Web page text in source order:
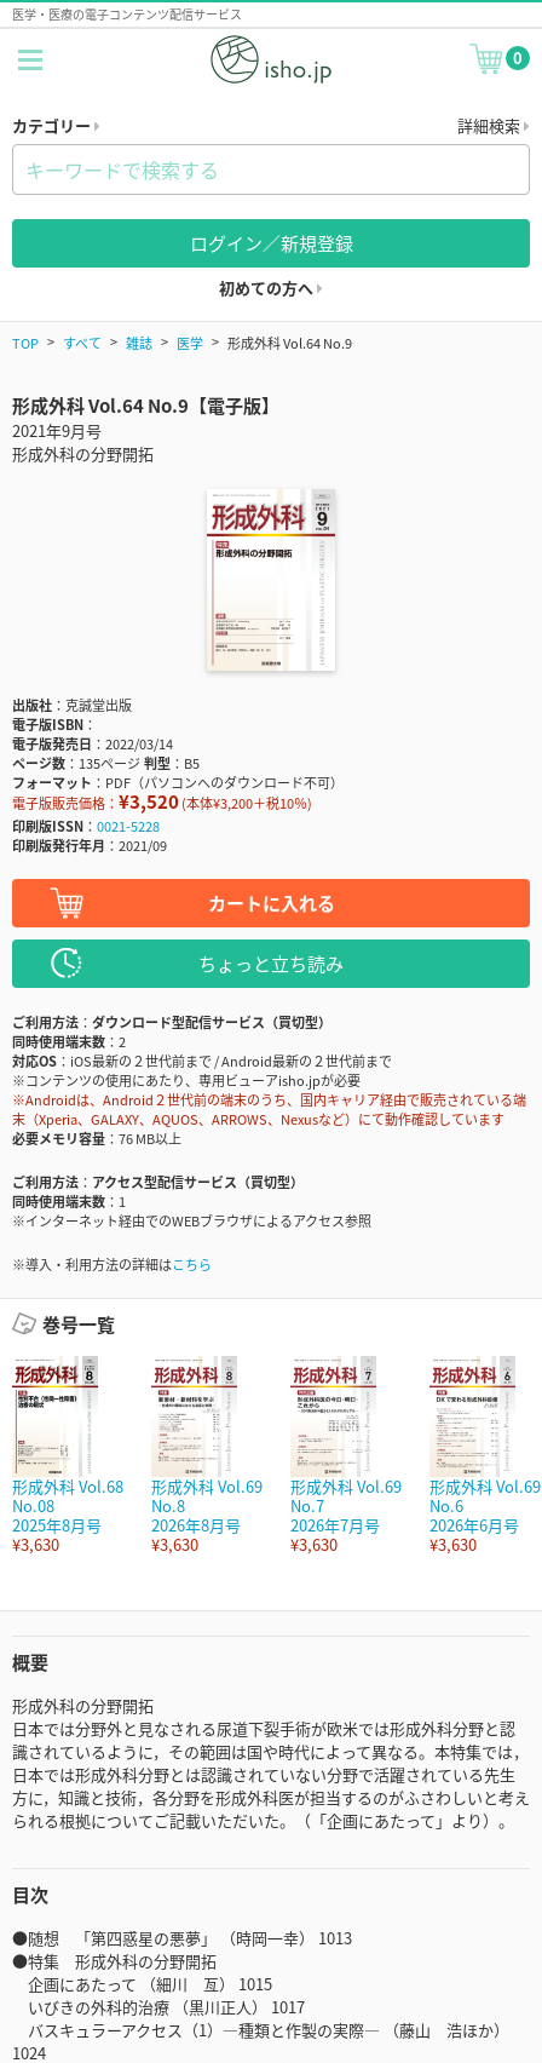
医学・医療の電子コンテンツ配信サービス
0
カテゴリー 詳細検索
ログイン／新規登録
初めての方へ
TOP すべて 雑誌 医学 形成外科 Vol.64 No.9
形成外科 Vol.64 No.9【電子版】
2021年9月号
形成外科の分野開拓
出版社
克誠堂出版
電子版ISBN
電子版発売日
2022/03/14
ページ数
135ページ判型
B5
フォーマット
PDF（パソコンへのダウンロード不可）
電子版販売価格： ¥3,520(本体¥3,200＋税10％)
印刷版ISSN
0021-5228
印刷版発行年月
2021/09
カートに入れる
ちょっと立ち読み
ご利用方法
ダウンロード型配信サービス（買切型）
同時使用端末数
2
対応OS
iOS最新の２世代前まで / Android最新の２世代前まで
※コンテンツの使用にあたり、専用ビューアisho.jpが必要
※Androidは、Android２世代前の端末のうち、国内キャリア経由で販売されている端
末（Xperia、GALAXY、AQUOS、ARROWS、Nexusなど）にて動作確認しています
必要メモリ容量
76 MB以上
ご利用方法
アクセス型配信サービス（買切型）
同時使用端末数
1
※インターネット経由でのWEBブラウザによるアクセス参照
※導入・利用方法の詳細はこちら
巻号一覧
形成外科 Vol.68
No.08
2025年8月号
¥3,630
形成外科 Vol.69
No.8
2026年8月号
¥3,630
形成外科 Vol.69
No.7
2026年7月号
¥3,630
形成外科 Vol.69
No.6
2026年6月号
¥3,630
概要
形成外科の分野開拓
日本では分野外と見なされる尿道下裂手術が欧米では形成外科分野と認
識されているように，その範囲は国や時代によって異なる。本特集では，
日本では形成外科分野とは認識されていない分野で活躍されている先生
方に，知識と技術，各分野を形成外科医が担当するのがふさわしいと考え
られる根拠についてご記載いただいた。（「企画にあたって」より）。
目次
●随想 「第四惑星の悪夢」 （時岡一幸） 1013
●特集 形成外科の分野開拓
企画にあたって （細川 亙） 1015
いびきの外科的治療 （黒川正人） 1017
バスキュラーアクセス（1）―種類と作製の実際― （藤山 浩ほか）
1024